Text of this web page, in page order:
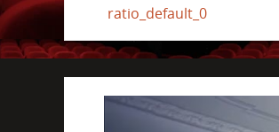
ratio_default_0